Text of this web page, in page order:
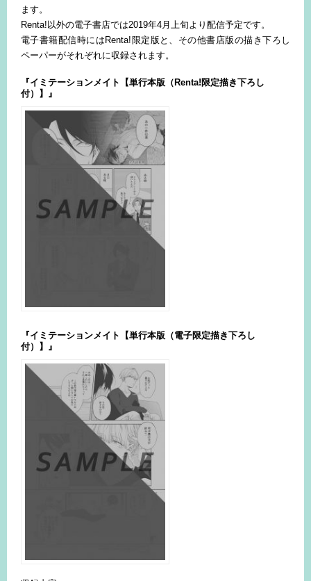
ます。
Renta!以外の電子書店では2019年4月上旬より配信予定です。
電子書籍配信時にはRenta!限定版と、その他書店版の描き下ろし
ペーパーがそれぞれに収録されます。
『イミテーションメイト【単行本版（Renta!限定描き下ろし
付）】』
『イミテーションメイト【単行本版（電子限定描き下ろし
付）】』